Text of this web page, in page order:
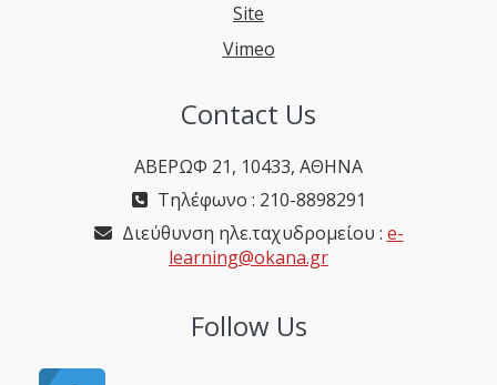
Site
Vimeo
Contact Us
ΑΒΕΡΩΦ 21, 10433, ΑΘΗΝΑ
Τηλέφωνο : 210-8898291
Διεύθυνση ηλε.ταχυδρομείου : e-
learning@okana.gr
Follow Us